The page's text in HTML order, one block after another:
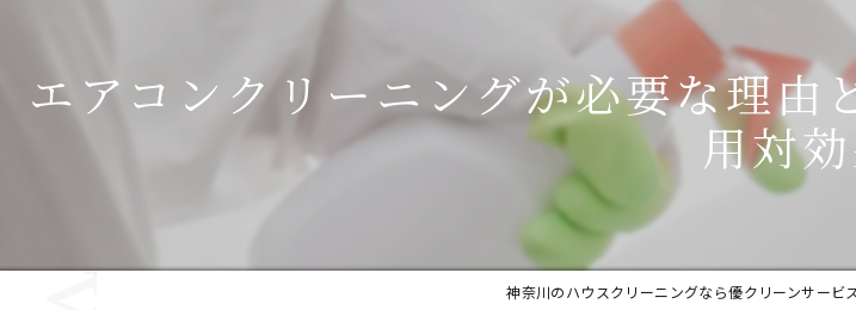
エアコンクリーニングが必要な理由
用対
神奈川のハウスクリーニングなら優クリーンサービス